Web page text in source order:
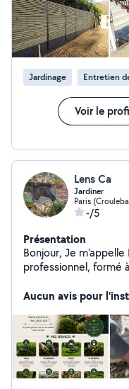
Jardinage Entretien
Voir le
Lens Ca
Jardiner
Paris
-/5
Présentation
Bonjour, Je
professionnel, formé
terrasse ou de vos
semaine. N'hésitez
questions ou si vous
Je saurai me rendre
organiser une
afin d'assurer un
Aucun avis pour